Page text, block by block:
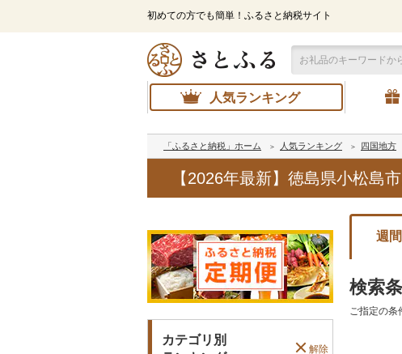
初めての方でも簡単！ふるさと納税サイト
人気ランキング
「ふるさと納税」ホーム 人気ランキング 四国地方
【2026年最新】徳島県小松島
カテゴリ別
解除
週間
検索
ご指定の条